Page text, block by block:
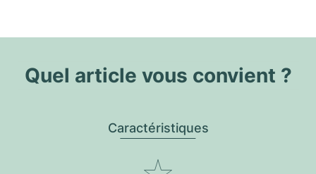
Quel article vous convient ?
Caractéristiques